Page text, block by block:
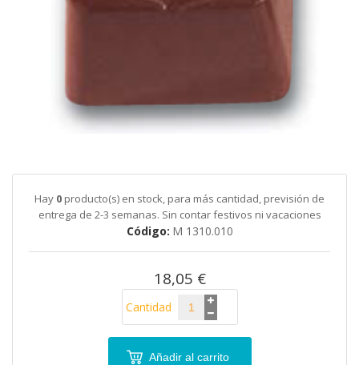
comienzo
galería
imágenes
Hay 0 producto(s) en stock, para más cantidad, previsión de
entrega de 2-3 semanas. Sin contar festivos ni vacaciones
Código M 1310.010
18,05 €
Cantidad
Añadir al carrito